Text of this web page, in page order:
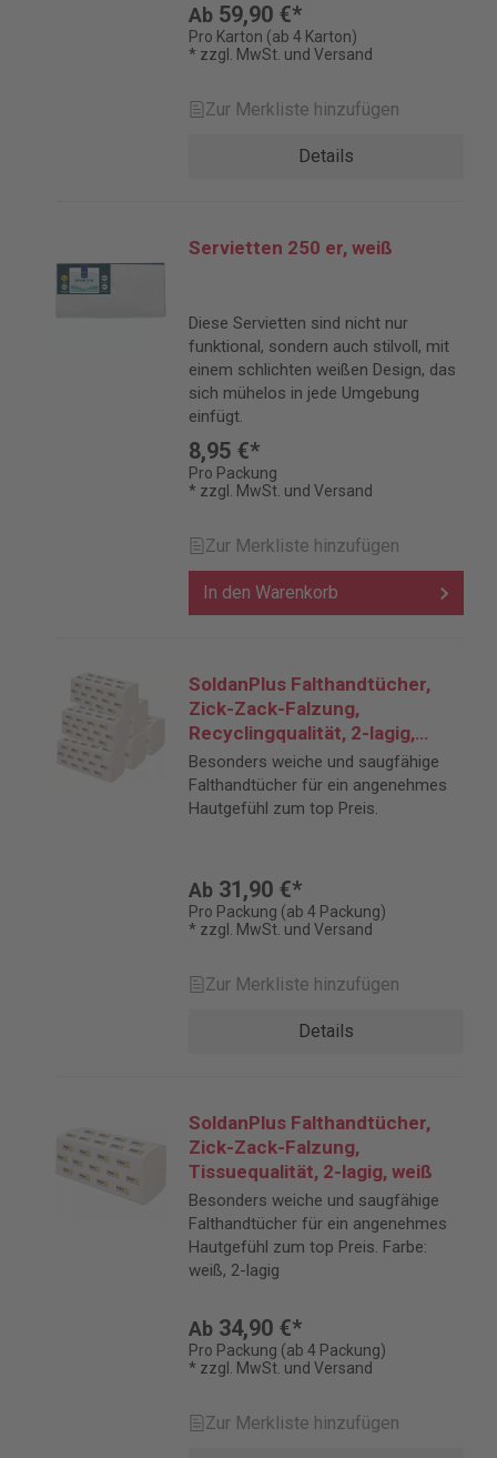
Ab 59,90 €*
Pro Karton (ab 4 Karton)
* zzgl. MwSt. und Versand
Zur Merkliste hinzufügen
Details
Servietten 250 er, weiß
Diese Servietten sind nicht nur
funktional, sondern auch stilvoll, mit
einem schlichten weißen Design, das
sich mühelos in jede Umgebung
einfügt.
8,95 €*
Pro Packung
* zzgl. MwSt. und Versand
Zur Merkliste hinzufügen
In den Warenkorb
SoldanPlus Falthandtücher,
Zick-Zack-Falzung,
Recyclingqualität, 2-lagig,
naturweiß
Besonders weiche und saugfähige
Falthandtücher für ein angenehmes
Hautgefühl zum top Preis.
Ab 31,90 €*
Pro Packung (ab 4 Packung)
* zzgl. MwSt. und Versand
Zur Merkliste hinzufügen
Details
SoldanPlus Falthandtücher,
Zick-Zack-Falzung,
Tissuequalität, 2-lagig, weiß
Besonders weiche und saugfähige
Falthandtücher für ein angenehmes
Hautgefühl zum top Preis. Farbe:
weiß, 2-lagig
Ab 34,90 €*
Pro Packung (ab 4 Packung)
* zzgl. MwSt. und Versand
Zur Merkliste hinzufügen